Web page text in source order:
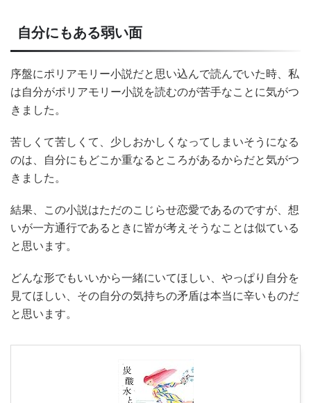
自分にもある弱い面
序盤にポリアモリー小説だと思い込んで読んでいた時、私
は自分がポリアモリー小説を読むのが苦手なことに気がつ
きました。
苦しくて苦しくて、少しおかしくなってしまいそうになる
のは、自分にもどこか重なるところがあるからだと気がつ
きました。
結果、この小説はただのこじらせ恋愛であるのですが、想
いが一方通行であるときに皆が考えそうなことは似ている
と思います。
どんな形でもいいから一緒にいてほしい、やっぱり自分を
見てほしい、その自分の気持ちの矛盾は本当に辛いものだ
と思います。